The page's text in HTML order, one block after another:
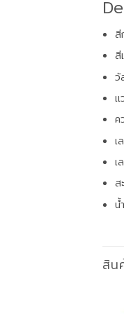
สี
สี
วั
แ
ค
เ
เ
ส
น้
สิน